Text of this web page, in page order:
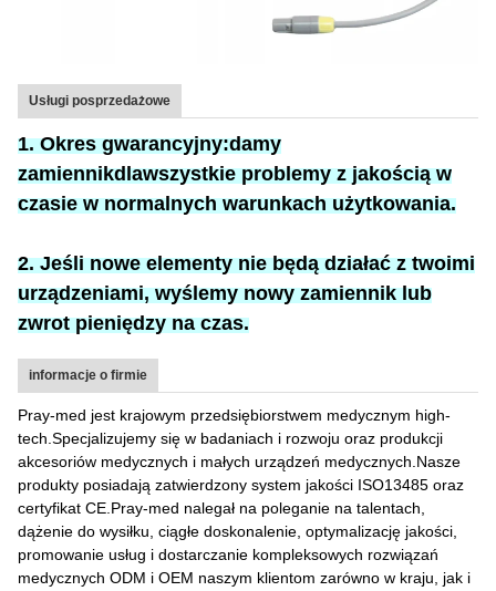
Usługi posprzedażowe
1. Okres gwarancyjny:damy
zamiennikdlawszystkie problemy z jakością w
czasie w normalnych warunkach użytkowania.
2. Jeśli nowe elementy nie będą działać z twoimi
urządzeniami, wyślemy nowy zamiennik lub
zwrot pieniędzy na czas.
informacje o firmie
Pray-med jest krajowym przedsiębiorstwem medycznym high-
tech.Specjalizujemy się w badaniach i rozwoju oraz produkcji
akcesoriów medycznych i małych urządzeń medycznych.Nasze
produkty posiadają zatwierdzony system jakości ISO13485 oraz
certyfikat CE.Pray-med nalegał na poleganie na talentach,
dążenie do wysiłku, ciągłe doskonalenie, optymalizację jakości,
promowanie usług i dostarczanie kompleksowych rozwiązań
medycznych ODM i OEM naszym klientom zarówno w kraju, jak i